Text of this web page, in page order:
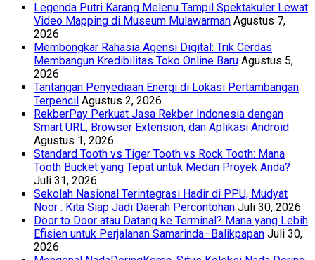
Legenda Putri Karang Melenu Tampil Spektakuler Lewat
Video Mapping di Museum Mulawarman Agustus 7,
2026
Membongkar Rahasia Agensi Digital: Trik Cerdas
Membangun Kredibilitas Toko Online Baru Agustus 5,
2026
Tantangan Penyediaan Energi di Lokasi Pertambangan
Terpencil Agustus 2, 2026
RekberPay Perkuat Jasa Rekber Indonesia dengan
Smart URL, Browser Extension, dan Aplikasi Android
Agustus 1, 2026
Standard Tooth vs Tiger Tooth vs Rock Tooth: Mana
Tooth Bucket yang Tepat untuk Medan Proyek Anda?
Juli 31, 2026
Sekolah Nasional Terintegrasi Hadir di PPU, Mudyat
Noor : Kita Siap Jadi Daerah Percontohan Juli 30, 2026
Door to Door atau Datang ke Terminal? Mana yang Lebih
Efisien untuk Perjalanan Samarinda–Balikpapan Juli 30,
2026